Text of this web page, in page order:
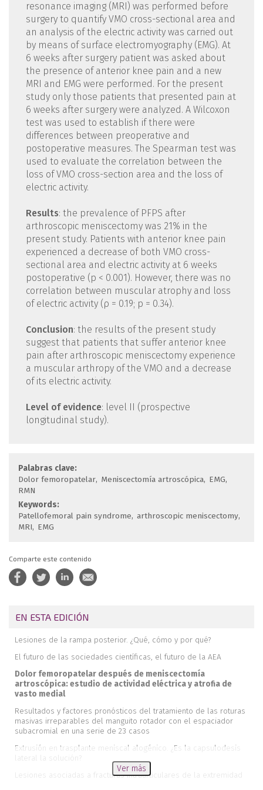
resonance imaging (MRI) was performed before
surgery to quantify VMO cross-sectional area and
an analysis of the electric activity was carried out
by means of surface electromyography (EMG). At
6 weeks after surgery patient was asked about
the presence of anterior knee pain and a new
MRI and EMG were performed. For the present
study only those patients that presented pain at
6 weeks after surgery were analyzed. A Wilcoxon
test was used to establish if there were
differences between preoperative and
postoperative measures. The Spearman test was
used to evaluate the correlation between the
loss of VMO cross-section area and the loss of
electric activity.
Results: the prevalence of PFPS after
arthroscopic meniscectomy was 21% in the
present study. Patients with anterior knee pain
experienced a decrease of both VMO cross-
sectional area and electric activity at 6 weeks
postoperative (p < 0.001). However, there was no
correlation between muscular atrophy and loss
of electric activity (ρ = 0.19; p = 0.34).
Conclusion: the results of the present study
suggest that patients that suffer anterior knee
pain after arthroscopic meniscectomy experience
a muscular arthropy of the VMO and a decrease
of its electric activity.
Level of evidence: level II (prospective
longitudinal study).
Palabras clave:
Dolor femoropatelar Meniscectomía artroscópica EMG
RMN
Keywords:
Patellofemoral pain syndrome arthroscopic meniscectomy
MRI
EMG
Comparte este contenido
EN ESTA EDICIÓN
Lesiones de la rampa posterior. ¿Qué, cómo y por qué?
El futuro de las sociedades científicas, el futuro de la AEA
Dolor femoropatelar después de meniscectomía
artroscópica: estudio de actividad eléctrica y atrofia de
vasto medial
Resultados y factores pronósticos del tratamiento de las roturas
masivas irreparables del manguito rotador con el espaciador
subacromial en una serie de 23 casos
Extrusión en trasplante meniscal alogénico. ¿Es la capsulodesis
lateral la solución?
Lesiones asociadas a fracturas intraarticulares de la extremidad
Ver más